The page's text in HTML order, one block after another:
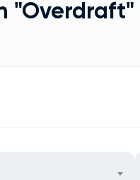
"Overdraft"